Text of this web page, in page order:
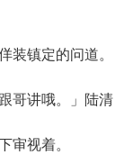
镇定的问道。
哥讲哦。」陆清
审视着。